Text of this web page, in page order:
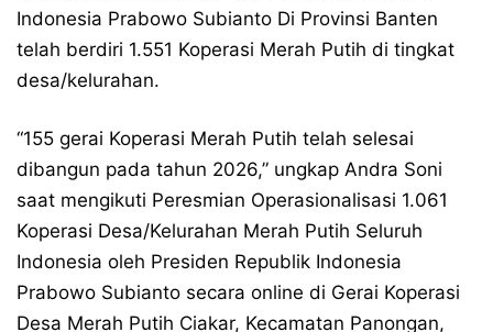
Indonesia Prabowo Subianto Di Provinsi Banten
telah berdiri 1.551 Koperasi Merah Putih di tingkat
desa/kelurahan.
“155 gerai Koperasi Merah Putih telah selesai
dibangun pada tahun 2026,” ungkap Andra Soni
saat mengikuti Peresmian Operasionalisasi 1.061
Koperasi Desa/Kelurahan Merah Putih Seluruh
Indonesia oleh Presiden Republik Indonesia
Prabowo Subianto secara online di Gerai Koperasi
Desa Merah Putih Ciakar, Kecamatan Panongan,